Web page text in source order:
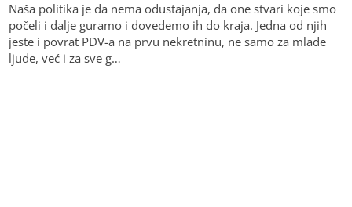
Naša politika je da nema odustajanja, da one stvari koje smo
počeli i dalje guramo i dovedemo ih do kraja. Јedna od njih
jeste i povrat PDV-a na prvu nekretninu, ne samo za mlade
ljude, već i za sve g…